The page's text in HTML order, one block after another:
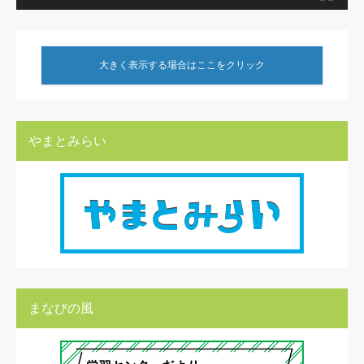
大きく表示する場合はここをクリック
やまとみらい
まなびの風